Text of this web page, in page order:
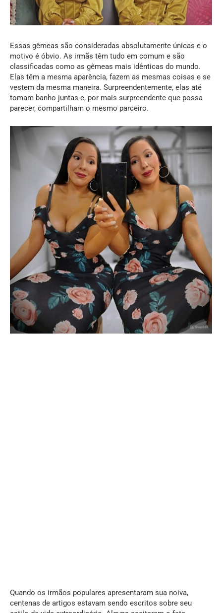
Essas gêmeas são consideradas absolutamente únicas e o
motivo é óbvio. As irmãs têm tudo em comum e são
classificadas como as gêmeas mais idênticas do mundo.
Elas têm a mesma aparência, fazem as mesmas coisas e se
vestem da mesma maneira. Surpreendentemente, elas até
tomam banho juntas e, por mais surpreendente que possa
parecer, compartilham o mesmo parceiro.
Quando os irmãos populares apresentaram sua noiva,
centenas de artigos estavam sendo escritos sobre seu